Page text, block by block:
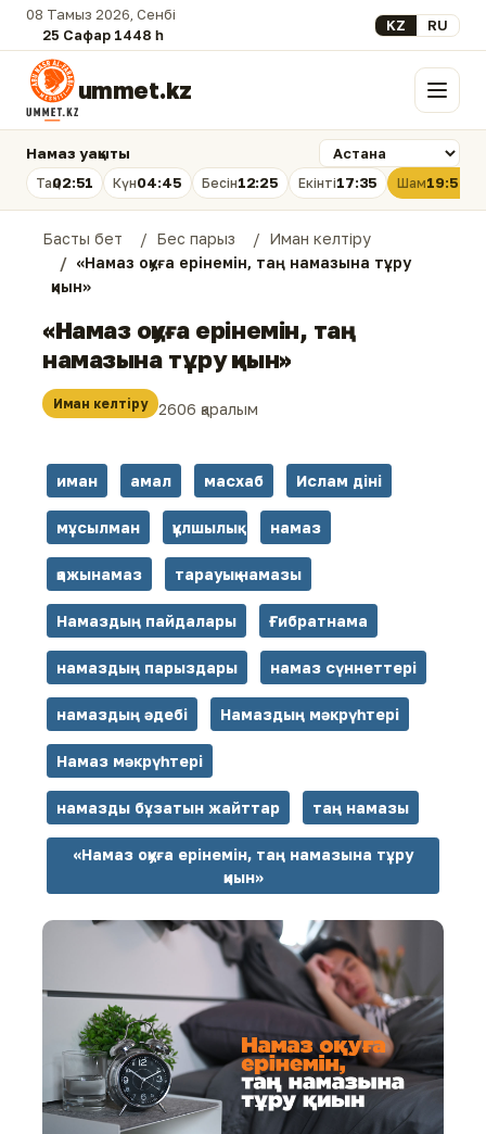
08 Тамыз 2026, Сенбі
25 Сафар 1448 һ.
Select your
KZ RU
ummet.kz Мәзір
Намаз уақыты
Таң02:51 Күн04:45 Бесін12:25 Екінті17:35 Шам19:54
Басты бет Бес парыз
Иман келтіру
«Намаз оқуға ерінемін, таң намазына тұру
қиын»
«Намаз оқуға ерінемін, таң
намазына тұру қиын»
Иман келтіру 2606 қаралым
иман амал масхаб Ислам діні
мұсылман құлшылық намаз
қажынамаз тарауық намазы
Намаздың пайдалары Ғибратнама
намаздың парыздары намаз сүннеттері
намаздың әдебі Намаздың мәкрүһтері
Намаз мәкрүһтері
намазды бұзатын жайттар таң намазы
«Намаз оқуға ерінемін, таң намазына тұру
қиын»